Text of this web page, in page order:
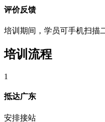
评价反馈
培训期间，学员可手机扫描
培训流程
1
抵达广东
安排接站